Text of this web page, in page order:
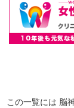
この一覧には 脳